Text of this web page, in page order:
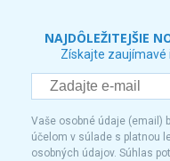
NAJDÔLEŽITEJŠIE
Získajte
Vaše osobné údaje (email)
účelom v súlade s platnou
osobných údajov. Súhlas